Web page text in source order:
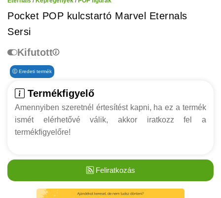
Pocket POP kulcstartó Marvel Eternals
Sersi
Kifutott
Eredeti termék
Termékfigyelő
Amennyiben szeretnél értesítést kapni, ha ez a termék
ismét elérhetővé válik, akkor iratkozz fel a
termékfigyelőre!
Feliratkozás